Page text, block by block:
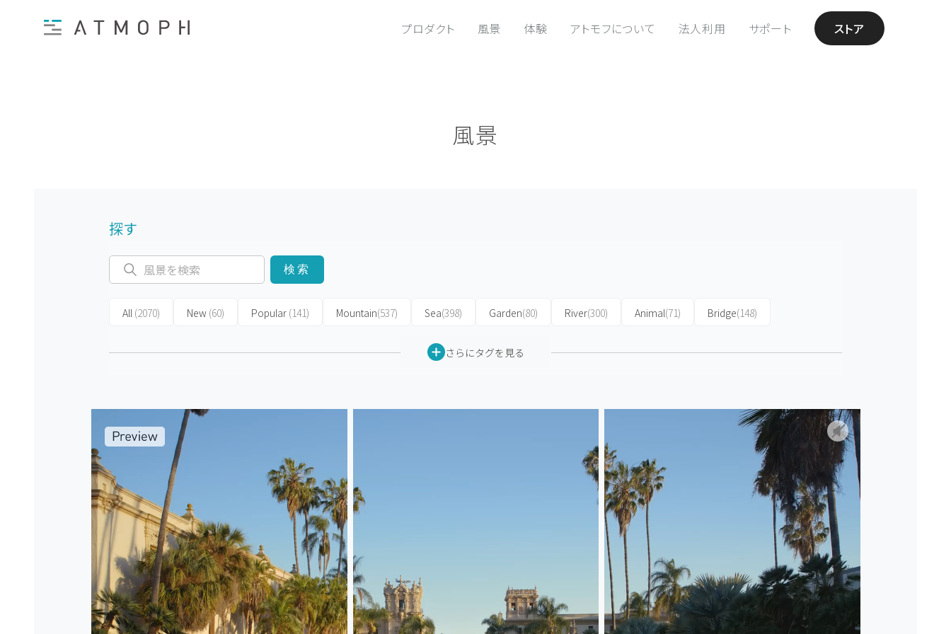
プロダクト 風景 体験 アトモフについて 法人利用 サポート ストア
風景
探す
検索
All (2070) New (60) Popular (141) Mountain(537) Sea(398) Garden(80) River(300) Animal(71) Bridge(148)
さらにタグを見る